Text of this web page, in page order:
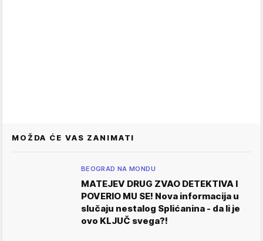
MOŽDA ĆE VAS ZANIMATI
BEOGRAD NA MONDU
MATEJEV DRUG ZVAO DETEKTIVA I
POVERIO MU SE! Nova informacija u
slučaju nestalog Splićanina - da li je
ovo KLJUČ svega?!